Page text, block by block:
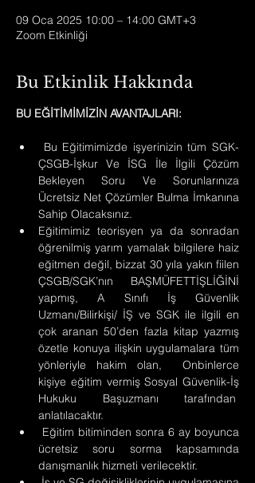
09 Oca 2025 10:00 – 14:00 GMT+3
Zoom Etkinliği
Bu Etkinlik Hakkında
BU EĞİTİMİMİZİN AVANTAJLARI:
Bu Eğitimimizde işyerinizin tüm SGK-
ÇSGB-İşkur Ve İSG İle İlgili Çözüm
Bekleyen Soru Ve Sorunlarınıza
Ücretsiz Net Çözümler Bulma İmkanına
Sahip Olacaksınız.
Eğitimimiz teorisyen ya da sonradan
öğrenilmiş yarım yamalak bilgilere haiz
eğitmen değil, bizzat 30 yıla yakın fiilen
ÇSGB/SGK’nın  BAŞMÜFETTİŞLİĞİNİ
yapmış, A Sınıfı İş Güvenlik
Uzmanı/Bilirkişi/ İŞ ve SGK ile ilgili en
çok aranan 50’den fazla kitap yazmış
özetle konuya ilişkin uygulamalara tüm
yönleriyle hakim olan,  Onbinlerce
kişiye eğitim vermiş Sosyal Güvenlik-İş
Hukuku Başuzmanı tarafından
anlatılacaktır.
ücretsiz soru sorma kapsamında
danışmanlık hizmeti verilecektir.